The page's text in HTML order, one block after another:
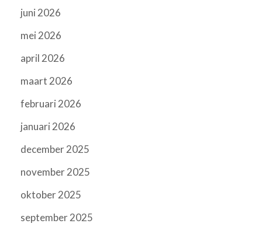
juni 2026
mei 2026
april 2026
maart 2026
februari 2026
januari 2026
december 2025
november 2025
oktober 2025
september 2025